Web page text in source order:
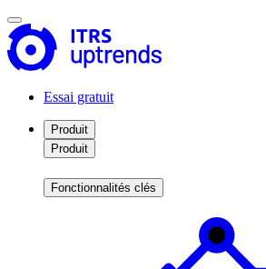
Essai gratuit
Produit
Produit
Fonctionnalités clés